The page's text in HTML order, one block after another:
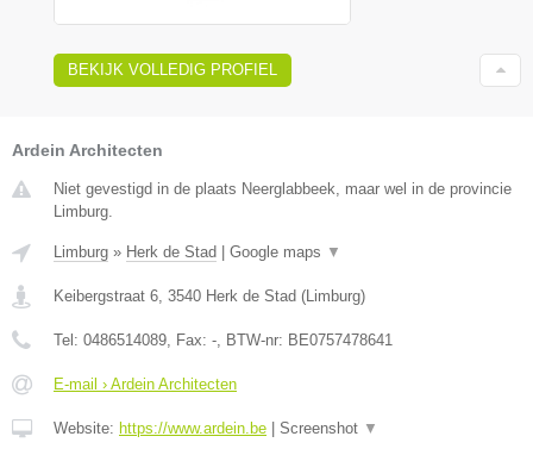
BEKIJK VOLLEDIG PROFIEL
Ardein Architecten
Niet gevestigd in de plaats Neerglabbeek, maar wel in de provincie
Limburg.
Limburg » Herk de Stad Google maps ▼
Keibergstraat 6, 3540 Herk de Stad (Limburg)
Tel: 0486514089, Fax: -, BTW-nr: BE0757478641
E-mail › Ardein Architecten
Website: https://www.ardein.be Screenshot ▼